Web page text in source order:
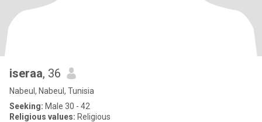
iseraa, 36
Nabeul, Nabeul, Tunisia
Seeking: Male 30 - 42
Religious values: Religious